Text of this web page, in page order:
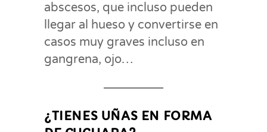
abscesos, que incluso pueden
llegar al hueso y convertirse en
casos muy graves incluso en
gangrena, ojo…
¿TIENES UÑAS EN FORMA